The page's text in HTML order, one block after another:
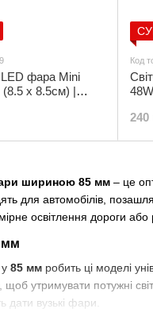
шириною 85 мм – це
для автомобілів,
освітлення дороги або
мм
85 мм робить ці моделі
щоб утримувати потужні
дати вузькі фари.
LED фара Mini
(8.5 х 8.5см) |
Код
240